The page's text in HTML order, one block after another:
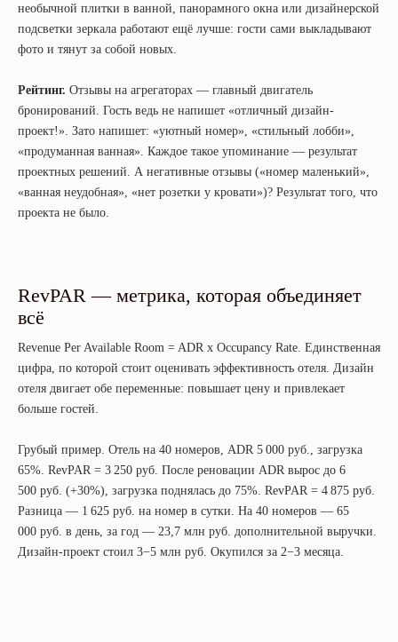
необычной плитки в ванной, панорамного окна или дизайнерской
подсветки зеркала работают ещё лучше: гости сами выкладывают
фото и тянут за собой новых.
Рейтинг. Отзывы на агрегаторах — главный двигатель
бронирований. Гость ведь не напишет «отличный дизайн-
проект!». Зато напишет: «уютный номер», «стильный лобби»,
«продуманная ванная». Каждое такое упоминание — результат
проектных решений. А негативные отзывы («номер маленький»,
«ванная неудобная», «нет розетки у кровати»)? Результат того, что
проекта не было.
RevPAR — метрика, которая объединяет
всё
Revenue Per Available Room = ADR x Occupancy Rate. Единственная
цифра, по которой стоит оценивать эффективность отеля. Дизайн
отеля двигает обе переменные: повышает цену и привлекает
больше гостей.
Грубый пример. Отель на 40 номеров, ADR 5 000 руб., загрузка
65%. RevPAR = 3 250 руб. После реновации ADR вырос до 6
500 руб. (+30%), загрузка поднялась до 75%. RevPAR = 4 875 руб.
Разница — 1 625 руб. на номер в сутки. На 40 номеров — 65
000 руб. в день, за год — 23,7 млн руб. дополнительной выручки.
Дизайн-проект стоил 3−5 млн руб. Окупился за 2−3 месяца.